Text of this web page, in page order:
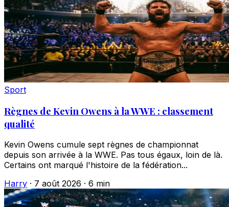
Sport
Règnes de Kevin Owens à la WWE : classement
qualité
Kevin Owens cumule sept règnes de championnat
depuis son arrivée à la WWE. Pas tous égaux, loin de là.
Certains ont marqué l'histoire de la fédération...
Harry · 7 août 2026 · 6 min